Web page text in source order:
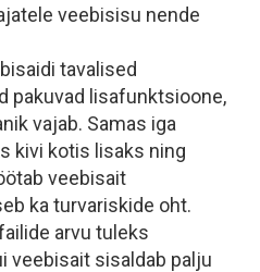
veebisisu nende
tavalised
pakuvad lisafunktsioone,
vajab. Samas iga
kivi kotis lisaks ning
veebisait
ka turvariskide oht.
arvu tuleks
veebisait sisaldab palju